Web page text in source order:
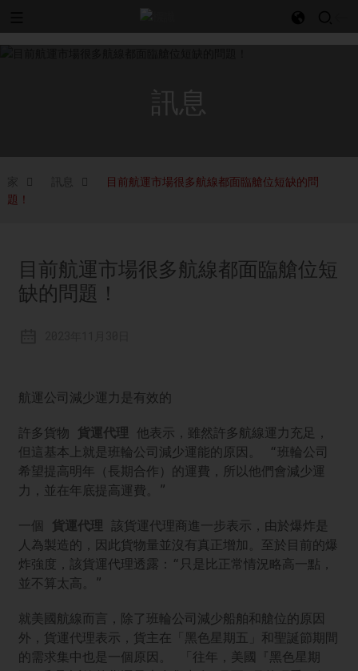
訊息
家
目前航運市場很多航線都面臨艙位短缺的問
題！
目前航運市場很多航線都面臨艙位短
缺的問題！
航運公司減少運力是有效的
許多貨物 貨運代理 他表示，雖然許多航線運力充足，
但這基本上就是班輪公司減少運能的原因。 “班輪公司
希望提高明年（長期合作）的運費，所以他們會減少運
力，並在年底提高運費。”
一個 貨運代理 該貨運代理商進一步表示，由於爆炸是
人為製造的，因此貨物量並沒有真正增加。至於目前的爆
炸強度，該貨運代理透露：“只是比正常情況略高一點，
並不算太高。”
就美國航線而言，除了班輪公司減少船舶和艙位的原因
外，貨運代理表示，貨主在「黑色星期五」和聖誕節期間
的需求集中也是一個原因。 「往年，美國『黑色星期